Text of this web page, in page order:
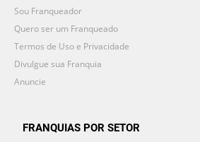
Sou Franqueador
Quero ser um Franqueado
Termos de Uso e Privacidade
Divulgue sua Franquia
Anuncie
FRANQUIAS POR SETOR